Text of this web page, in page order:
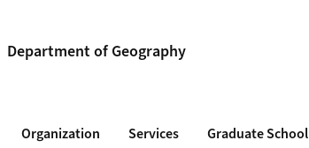
Department of Geography
Organization Services Graduate School